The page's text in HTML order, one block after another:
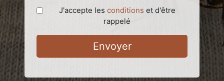
J'accepte les conditions et d'être
rappelé
Envoyer